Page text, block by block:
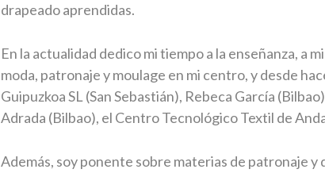
drapeado aprendidas.
En la actualidad dedico mi tiempo a la enseñanza, a
moda, patronaje y moulage en mi centro, y desde
Guipuzkoa SL (San Sebastián), Rebeca García
Adrada (Bilbao), el Centro Tecnológico Textil de
Además, soy ponente sobre materias de patronaje